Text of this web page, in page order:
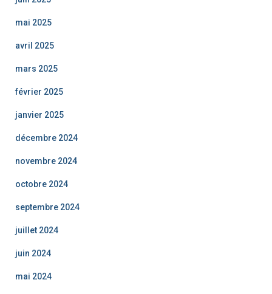
mai 2025
avril 2025
mars 2025
février 2025
janvier 2025
décembre 2024
novembre 2024
octobre 2024
septembre 2024
juillet 2024
juin 2024
mai 2024